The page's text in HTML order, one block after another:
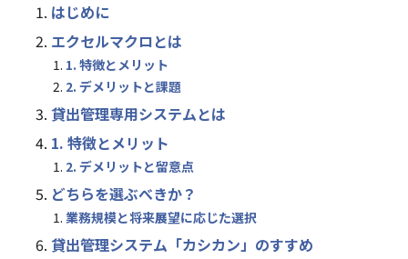
はじめに
エクセルマクロとは
1. 特徴とメリット
2. デメリットと課題
貸出管理専用システムとは
1. 特徴とメリット
2. デメリットと留意点
どちらを選ぶべきか？
業務規模と将来展望に応じた選択
貸出管理システム「カシカン」のすすめ